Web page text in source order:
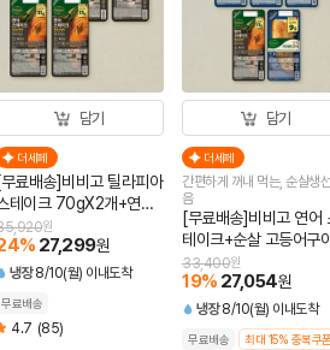
담기
더세페
[무료배송]비비고 틸라피아
테이크 70gX2개+연어
테이크 60gX2개 (총 4
) % 27,299원
원
냉장 8/10(월) 이내도착
무료배송
4.7 (85)
담기
더세페
간편하게 꺼내 먹는, 순살생
음
[무료배송]비비고 연어
테이크+순살 고등어구
+순살 삼치구이+순살
미구이+순살 임연수구
60g (총 5개)
19% 27,054원
33,400원
냉장 8/10(월) 이내도착
무료배송 최대 15% 중복쿠